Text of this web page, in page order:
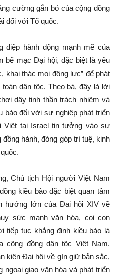
cường gắn bó của cộng đồng
đối với Tổ quốc.
điệp hành động mạnh mẽ của
bế mạc Đại hội, đặc biệt là yêu
khai thác mọi động lực” để phát
dân tộc. Theo bà, đây là lời
dậy tinh thần trách nhiệm và
bào đối với sự nghiệp phát triển
Việt tại Israel tin tưởng vào sự
hành, đóng góp trí tuệ, kinh
Chủ tịch Hội người Việt Nam
kiều bào đặc biệt quan tâm
hướng lớn của Đại hội XIV về
sức mạnh văn hóa, coi con
tiếp tục khẳng định kiều bào là
cộng đồng dân tộc Việt Nam.
kiện Đại hội về gìn giữ bản sắc,
ngoại giao văn hóa và phát triển